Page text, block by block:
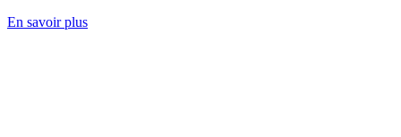
En savoir plus